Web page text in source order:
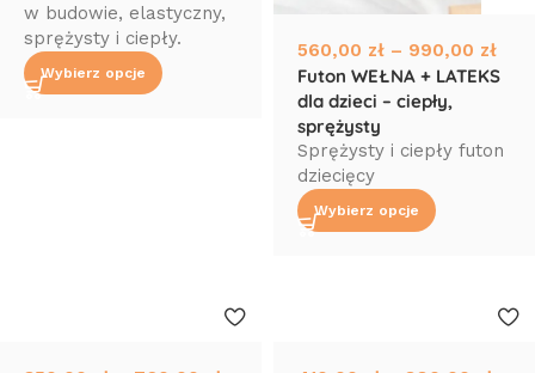
w budowie, elastyczny,
sprężysty i ciepły.
Wybierz opcje
560,00 zł – 990,00 zł
Futon WEŁNA + LATEKS
dla dzieci – ciepły,
sprężysty
Sprężysty i ciepły futon
dziecięcy
Wybierz opcje